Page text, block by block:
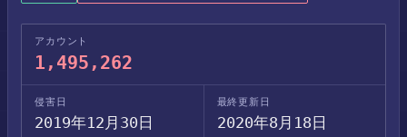
アカウント
1,495,262
侵害日
2019年12月30日
最終更新日
2020年8月18日